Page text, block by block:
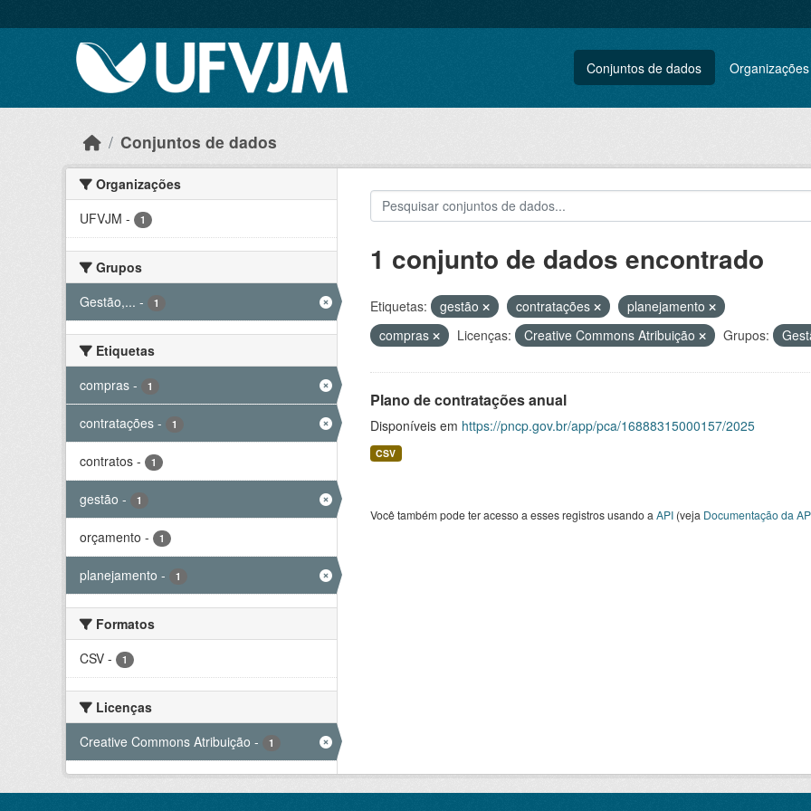
Conjuntos de dados Organizações
Conjuntos de dados
Organizações
UFVJM - 1
Grupos
Gestão,... - 1
Etiquetas
compras - 1
contratações - 1
contratos - 1
gestão - 1
orçamento - 1
planejamento - 1
Formatos
CSV - 1
Licenças
Creative Commons Atribuição - 1
1 conjunto de dados encontrado
Etiquetas: gestão contratações
planejamento
compras
Licenças: Creative Commons Atribuição Grupos:
Plano de contratações anual
Disponíveis em https://pncp.gov.br/app/pca/16888315000157/2025
CSV
Você também pode ter acesso a esses registros usando a API(veja Documentação da